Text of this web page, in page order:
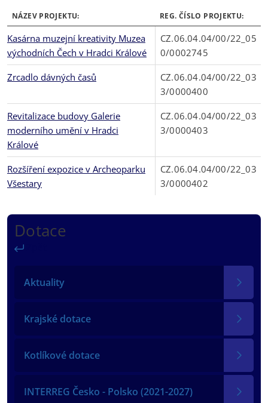
Dotace
Aktuality
Krajské dotace
Kotlíkové dotace
INTERREG Česko - Polsko (2021-2027)
NÁZEV PROJEKTU: REG. ČÍSLO PROJEKTU:
Kasárna muzejní kreativity Muzea
východních Čech v Hradci Králové
CZ.06.04.04/00/22_05
0/0002745
Zrcadlo dávných časů
CZ.06.04.04/00/22_03
3/0000400
Revitalizace budovy Galerie
moderního umění v Hradci
Králové
CZ.06.04.04/00/22_03
3/0000403
Rozšíření expozice v Archeoparku
Všestary
CZ.06.04.04/00/22_03
3/0000402